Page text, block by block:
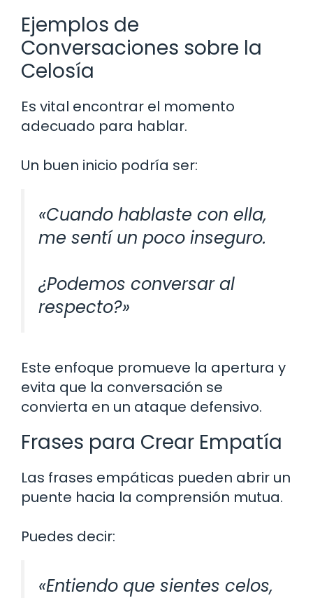
Ejemplos de
Conversaciones sobre la
Celosía
Es vital encontrar el momento
adecuado para hablar.
Un buen inicio podría ser:
«Cuando hablaste con ella,
me sentí un poco inseguro.
¿Podemos conversar al
respecto?»
Este enfoque promueve la apertura y
evita que la conversación se
convierta en un ataque defensivo.
Frases para Crear Empatía
Las frases empáticas pueden abrir un
puente hacia la comprensión mutua.
Puedes decir:
«Entiendo que sientes celos,